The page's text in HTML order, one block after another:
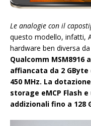
Le analogie con il
questo modello, infatti,
hardware ben diversa
Qualcomm MSM8916
affiancata da 2 GByte
450 MHz. La
storage eMCP Flash
addizionali fino a 128